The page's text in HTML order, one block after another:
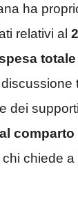
ha
relativi al
totale
dei
comparto
chiede